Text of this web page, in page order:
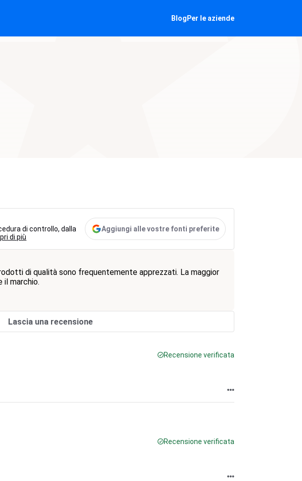
Blog Per le aziende
di controllo, dalla
di più
Aggiungi alle vostre fonti preferite
di qualità sono frequentemente apprezzati. La maggior
il marchio.
Lascia una recensione
Recensione verificata
Recensione verificata